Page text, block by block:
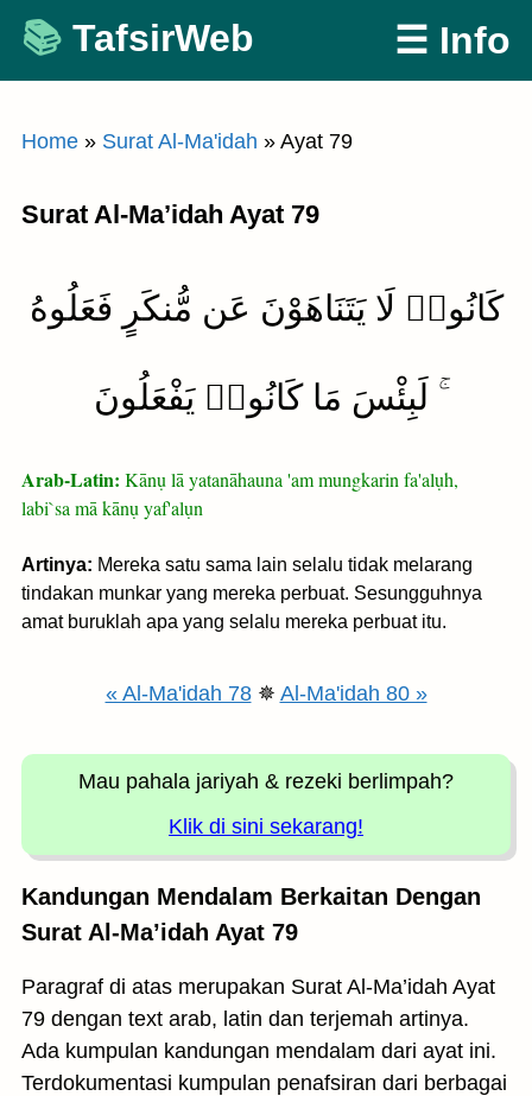
Skip
content
TafsirWeb ☰ Info
Home » Surat Al-Ma'idah » Ayat 79
Surat Al-Ma’idah Ayat 79
كَانُوا۟ لَا يَتَنَاهَوْنَ عَن مُّنكَرٍ فَعَلُوهُ
ۚ لَبِئْسَ مَا كَانُوا۟ يَفْعَلُونَ
Arab-Latin: Kānụ lā yatanāhauna 'am mungkarin fa'alụh,
labi`sa mā kānụ yaf'alụn
Artinya: Mereka satu sama lain selalu tidak melarang
tindakan munkar yang mereka perbuat. Sesungguhnya
amat buruklah apa yang selalu mereka perbuat itu.
« Al-Ma'idah 78✵ Al-Ma'idah 80 »
Mau pahala jariyah & rezeki berlimpah?
Klik di sini sekarang!
Kandungan Mendalam Berkaitan Dengan
Surat Al-Ma’idah Ayat 79
Paragraf di atas merupakan Surat Al-Ma’idah Ayat
79 dengan text arab, latin dan terjemah artinya.
Ada kumpulan kandungan mendalam dari ayat ini.
Terdokumentasi kumpulan penafsiran dari berbagai